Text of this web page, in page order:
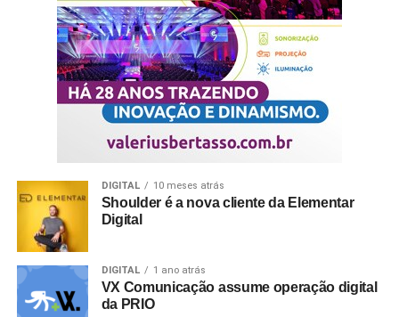
DIGITAL 10 meses atrás
Shoulder é a nova cliente da Elementar
Digital
DIGITAL 1 ano atrás
VX Comunicação assume operação digital
da PRIO